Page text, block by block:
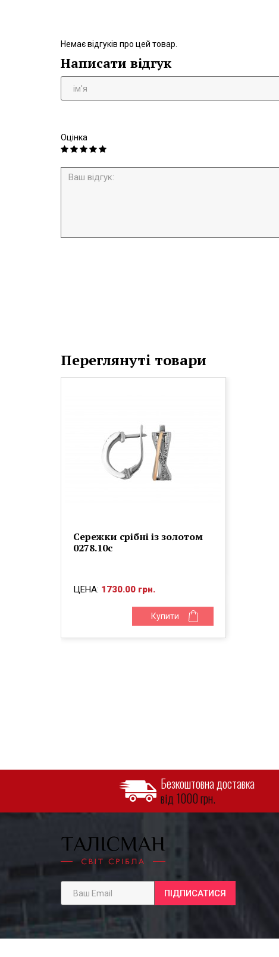
Немає відгуків про цей товар.
Написати відгук
Оцінка
Переглянуті товари
Сережки срібні із золотом
0278.10с
ЦЕНА: 1730.00 грн.
Купити
Безкоштовна доставка
від 1000 грн.
ПІДПИСАТИСЯ